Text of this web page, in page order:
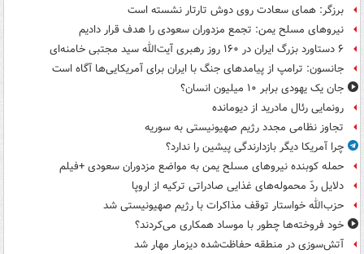
برزگر: همای سعادت روی دوش تارتار نشسته است
نیروهای مسلح یمن: تجمع مزدوران سعودی را هدف قرار دادیم
۶ دستاورد بزرگ ایران در ۱۶۰ روز رهبری آیت‌الله سید مجتبی خامنه‌ای
جانسون: ترامپ از پیامدهای جنگ با ایران برای آمریکایی‌ها آگاه است
جان یک یهودی برابر ۱۰ میلیون انسان؟
رونمایی رئال مادرید از دیومانده
تجاوز نظامی مجدد رژیم صهیونیستی به سوریه
چرا آمریکا دیگر بازدارندگی پیشین را ندارد؟
حمله کوبنده نیروهای مسلح یمن به مواضع مزدوران سعودی +فیلم
دلایل ردّ محموله‌های غذایی صادراتی ترکیه از اروپا
حزب‌الله خواستار توقف مذاکرات با رژیم صهیونیستی شد
خود فروخته‌ها چطور با موساد همکاری می‌کردند؟
آتش‌سوزی در منطقه حفاظت‌شده دیزمار مهار شد